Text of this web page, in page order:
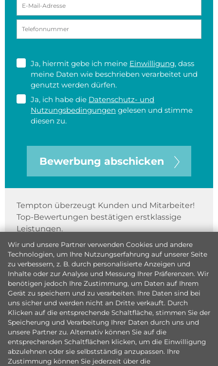
Ja, hiermit gebe ich meine Einwilligung, dass
meine Daten wie beschrieben verarbeitet und
genutzt werden dürfen.
Ja, ich habe die Datenschutz- und
Nutzungsbedingungen gelesen und stimme
diesen zu.
Bewerbung abschicken
Tempton überzeugt Kunden und Mitarbeiter!
Top-Bewertungen bestätigen erstklassige
Leistungen.
Wir und unsere Partner verwenden Cookies und andere
Technologien, um Ihre Nutzungserfahrung auf unserer Seite
zu verbessern, z. B. durch personalisierte Anzeigen und
Inhalte oder zur Analyse und Messung Ihrer Präferenzen. Wir
benötigen jedoch Ihre Zustimmung, um Daten auf Ihrem
Gerät zu speichern und zu verarbeiten. Ihre Daten sind bei
uns sicher und werden nicht an Dritte verkauft. Durch
Klicken auf die entsprechende Schaltfläche, stimmen Sie der
Speicherung und Verarbeitung Ihrer Daten durch uns und
unsere Partner zu. Alternativ können Sie auf die
entsprechenden Schaltflächen klicken, um die Einwilligung
abzulehnen oder sie selbstständig anzupassen. Ihre
Zustimmung können Sie jederzeit über die